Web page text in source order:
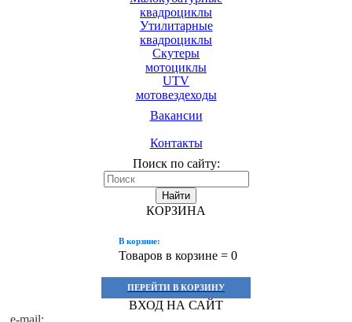
квадроциклы
Утилитарные
квадроциклы
Скутеры
мотоциклы
UTV
мотовездеходы
Вакансии
Контакты
Поиск по сайту:
Найти
КОРЗИНА
В корзине:
Товаров в корзине = 0
ПЕРЕЙТИ В КОРЗИНУ
ВХОД НА САЙТ
e-mail: